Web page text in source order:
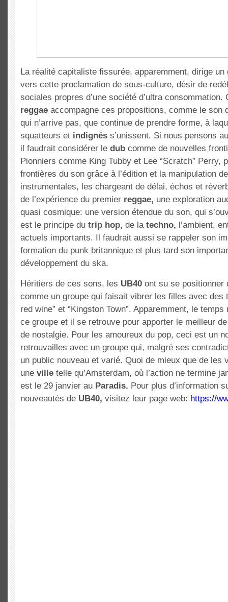
La réalité capitaliste fissurée, apparemment, dirige un
vers cette proclamation de sous-culture, désir de
sociales propres d’une société d’ultra consommation.
reggae accompagne ces propositions, comme le son
qui n’arrive pas, que continue de prendre forme, à
squatteurs et indignés s’unissent. Si nous pensons
il faudrait considérer le dub comme de nouvelles
Pionniers comme King Tubby et Lee “Scratch” Perry,
frontières du son grâce à l’édition et la manipulation
instrumentales, les chargeant de délai, échos et
de l’expérience du premier reggae, une exploration
quasi cosmique: une version étendue du son, qui
est le principe du trip hop, de la techno, l’ambient,
actuels importants. Il faudrait aussi se rappeler son
formation du punk britannique et plus tard son
développement du ska.
Héritiers de ces sons, les UB40 ont su se positionner
comme un groupe qui faisait vibrer les filles avec des
red wine” et “Kingston Town”. Apparemment, le temps
ce groupe et il se retrouve pour apporter le meilleur
de nostalgie. Pour les amoureux du pop, ceci est un
retrouvailles avec un groupe qui, malgré ses
un public nouveau et varié. Quoi de mieux que de les
une ville telle qu’Amsterdam, où l’action ne termine
est le 29 janvier au Paradis. Pour plus d’information
nouveautés de UB40, visitez leur page web: https://